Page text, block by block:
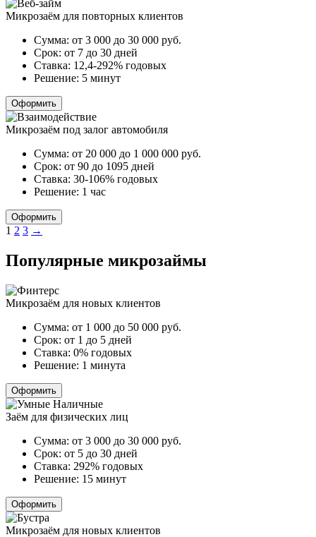
Микрозаём для повторных клиентов
Сумма: от 3 000 до 30 000 руб.
Срок: от 7 до 30 дней
Ставка: 12,4-292% годовых
Решение: 5 минут
Оформить
Микрозаём под залог автомобиля
Сумма: от 20 000 до 1 000 000 руб.
Срок: от 90 до 1095 дней
Ставка: 30-106% годовых
Решение: 1 час
Оформить
Пагинация
1 2 3 →
Популярные микрозаймы
Микрозаём для новых клиентов
Сумма: от 1 000 до 50 000 руб.
Срок: от 1 до 5 дней
Ставка: 0% годовых
Решение: 1 минута
Оформить
Заём для физических лиц
Сумма: от 3 000 до 30 000 руб.
Срок: от 5 до 30 дней
Ставка: 292% годовых
Решение: 15 минут
Оформить
Микрозаём для новых клиентов